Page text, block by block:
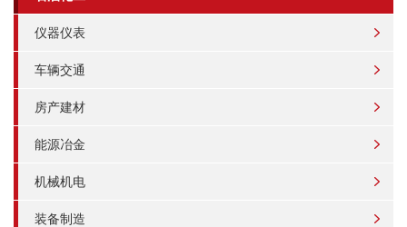
仪器仪表
车辆交通
房产建材
能源冶金
机械机电
装备制造